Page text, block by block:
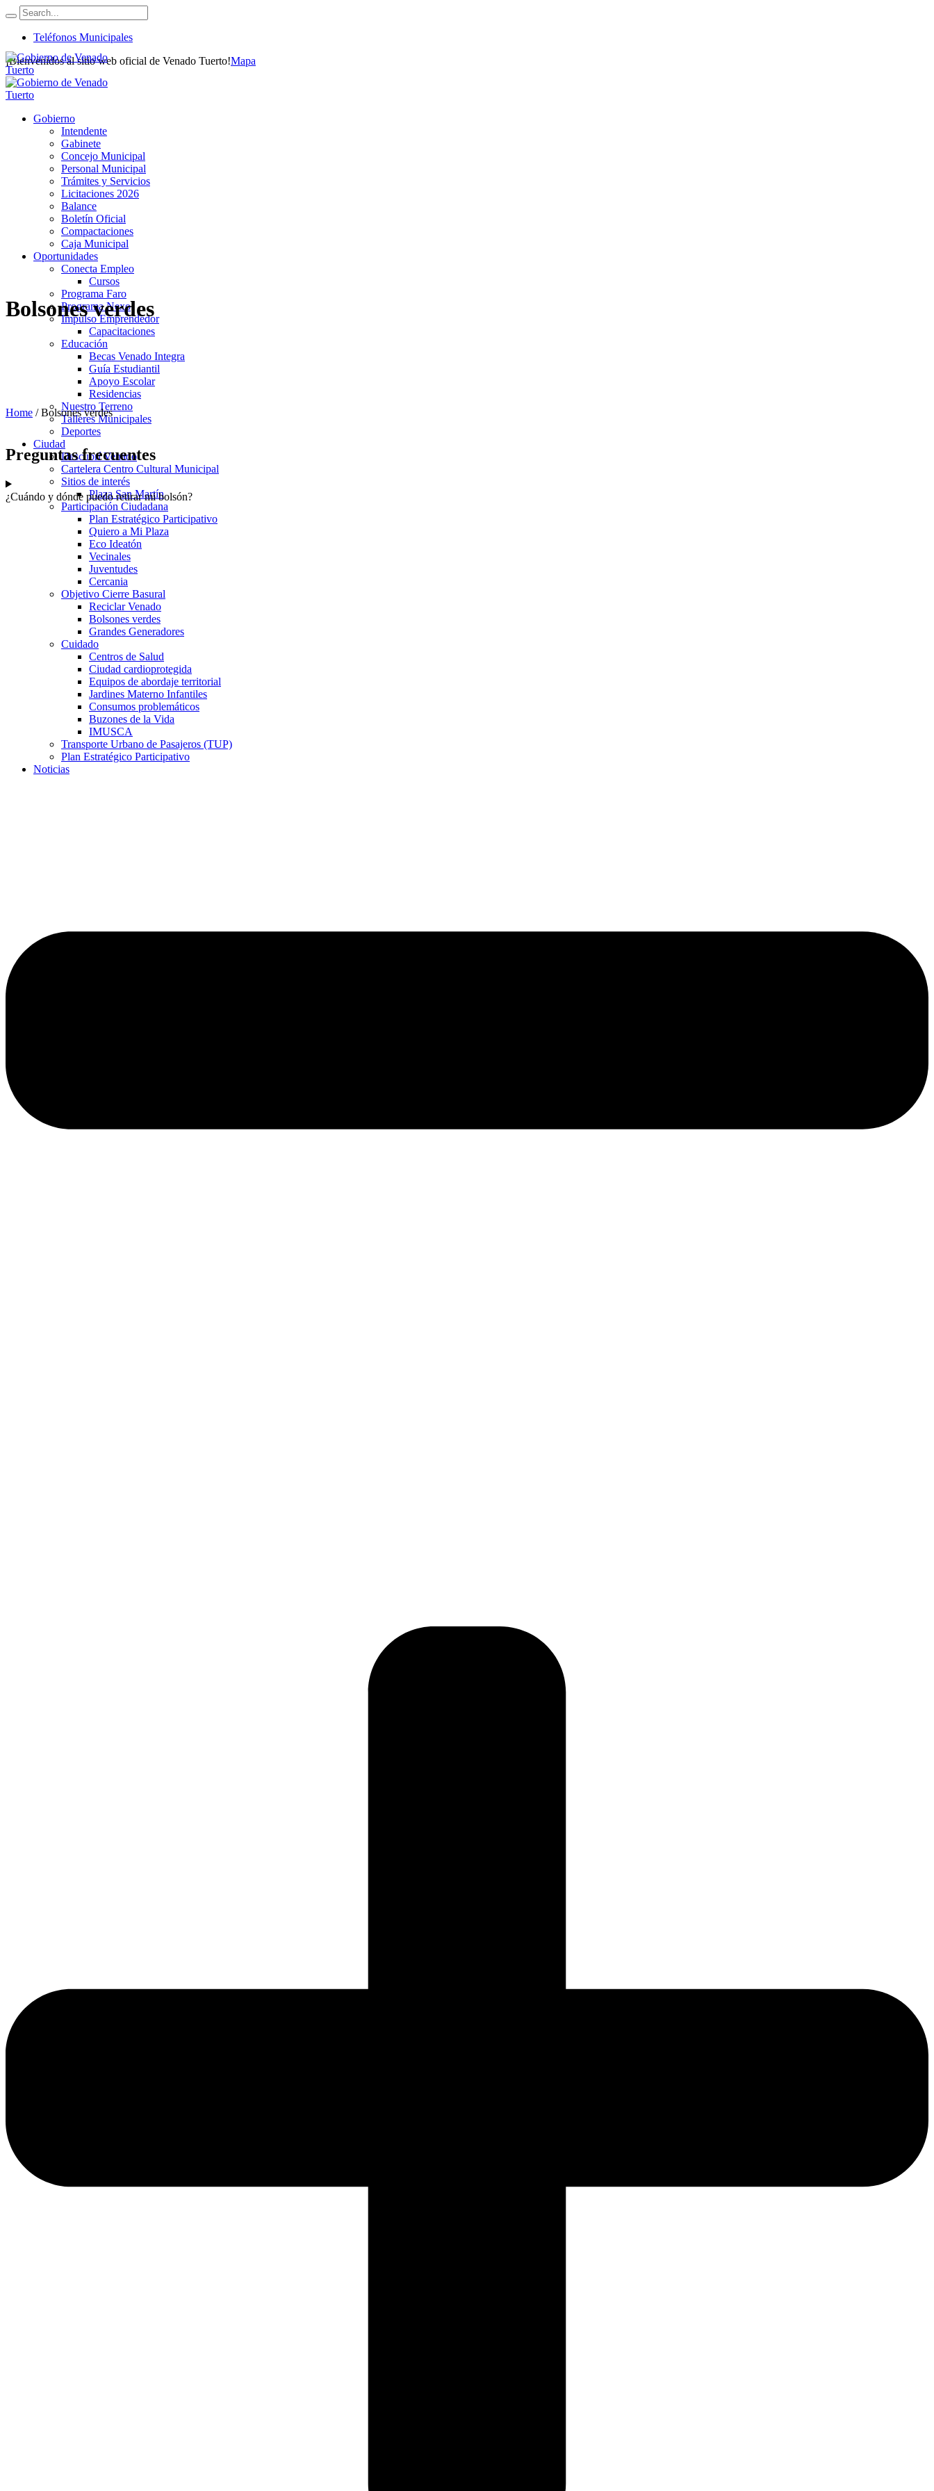
Teléfonos Municipales
¡Bienvenidos al sitio web oficial de Venado Tuerto!Mapa
Gobierno
Intendente
Gabinete
Concejo Municipal
Personal Municipal
Trámites y Servicios
Licitaciones 2026
Balance
Boletín Oficial
Compactaciones
Caja Municipal
Oportunidades
Conecta Empleo
Cursos
Programa Faro
Programa Nexo
Impulso Emprendedor
Capacitaciones
Educación
Becas Venado Integra
Guía Estudiantil
Apoyo Escolar
Residencias
Nuestro Terreno
Talleres Municipales
Deportes
Ciudad
Descubrí Venado
Cartelera Centro Cultural Municipal
Sitios de interés
Plaza San Martín
Participación Ciudadana
Plan Estratégico Participativo
Quiero a Mi Plaza
Eco Ideatón
Vecinales
Juventudes
Cercania
Objetivo Cierre Basural
Reciclar Venado
Bolsones verdes
Grandes Generadores
Cuidado
Centros de Salud
Ciudad cardioprotegida
Equipos de abordaje territorial
Jardines Materno Infantiles
Consumos problemáticos
Buzones de la Vida
IMUSCA
Transporte Urbano de Pasajeros (TUP)
Plan Estratégico Participativo
Noticias
Bolsones verdes
Home /Bolsones verdes
Preguntas frecuentes
¿Cuándo y dónde puedo retirar mi bolsón?